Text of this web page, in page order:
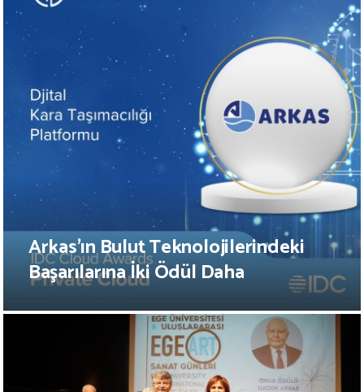
Arkas’ın Bulut Teknolojilerindeki
Başarılarına İki Ödül Daha